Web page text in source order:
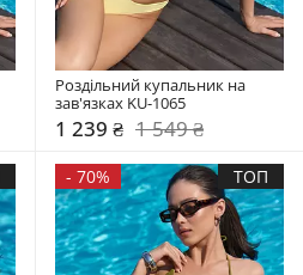
Роздільний купальник на
зав'язках KU-1065
1 239 ₴ 1 549 ₴
- 70% ТОП